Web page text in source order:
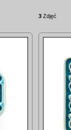
3 Zdjęć